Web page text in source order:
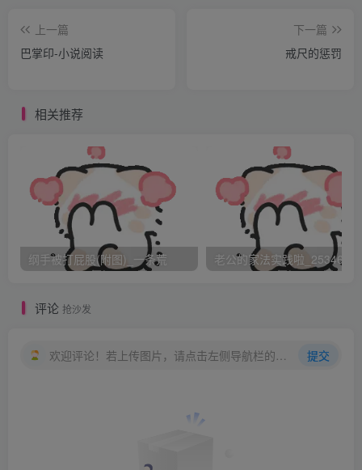
迹。在打到第十几下的时候，学姊的每一次震动已经明显的
带着哭音，“咻”“啪” “呜~！”、 “咻”“啪” “呜~~！”，主任每多
动，微微的张合着，彷佛希望也能哭喊出声音似的。
了，鞭痕横斜交错地布满了整个屁股，连大腿的上段也有几
处被波及，每一下藤条，都咬进已经肿起来的屁股里，学姊
的手几乎要把桌边抓出缺口，呜呜的啜泣声早已转成一鞭一
声的哀叫，我转过脸去不敢再看，主任的手仍然没有停下
来。
根部到屁股上方，已经满布着从鲜红到紫红的线条与斑点，
更显得怵目惊心。学姊松开了桌边的手，慢慢的撑起肩膀，
“啊 ~~~！”，学姊惨叫的声音，震得我耳膜都痛了起来。
上一篇
巴掌印-小说阅读
下一篇
戒尺的惩罚
相关推荐
纲手被打屁股(附图)_一条荒 老公的家法实践啦
评论 抢沙发
欢迎评论！若上传图片，请点击左侧导航栏的图床工具，获取图片链接。 提交